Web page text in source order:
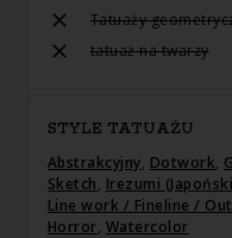
Tatuaży
tatuaż na twarzy
STYLE TATUAŻU
Abstrakcyjny, Dotwork,
Sketch, Irezumi
Line work / Fineline /
Horror, Watercolor